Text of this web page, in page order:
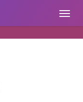
Menu